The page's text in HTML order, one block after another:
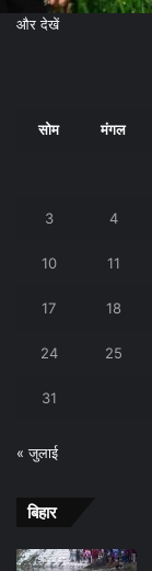
और देखें
सोम मंगल
3 4
10 11
17 18
24 25
31
« जुलाई
बिहार